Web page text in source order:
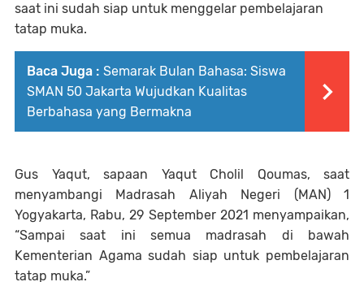
saat ini sudah siap untuk menggelar pembelajaran
tatap muka.
Baca Juga : Semarak Bulan Bahasa: Siswa
SMAN 50 Jakarta Wujudkan Kualitas
Berbahasa yang Bermakna
Gus Yaqut, sapaan Yaqut Cholil Qoumas, saat
menyambangi Madrasah Aliyah Negeri (MAN) 1
Yogyakarta, Rabu, 29 September 2021 menyampaikan,
“Sampai saat ini semua madrasah di bawah
Kementerian Agama sudah siap untuk pembelajaran
tatap muka.”